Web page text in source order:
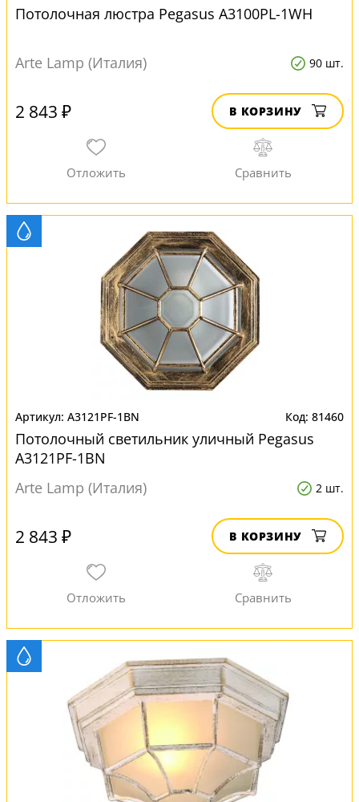
Потолочная люстра Pegasus A3100PL-1WH
Arte Lamp (Италия) 90 шт.
2 843 ₽ В КОРЗИНУ
A3121PF-1BN 81460
Потолочный светильник уличный Pegasus
A3121PF-1BN
Arte Lamp (Италия)
2 шт.
2 843 ₽ В КОРЗИНУ